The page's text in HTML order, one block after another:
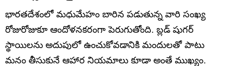
భారతదేశంలో మధుమేహం బారిన పడుతున్న వారి సంఖ్య
రోజురోజుకూ ఆందోళనకరంగా పెరుగుతోంది. బ్లడ్ షుగర్
స్థాయిలను అదుపులో ఉంచుకోవడానికి మందులతో పాటు
మనం తీసుకునే ఆహార నియమాలు కూడా అంతే ముఖ్యం.